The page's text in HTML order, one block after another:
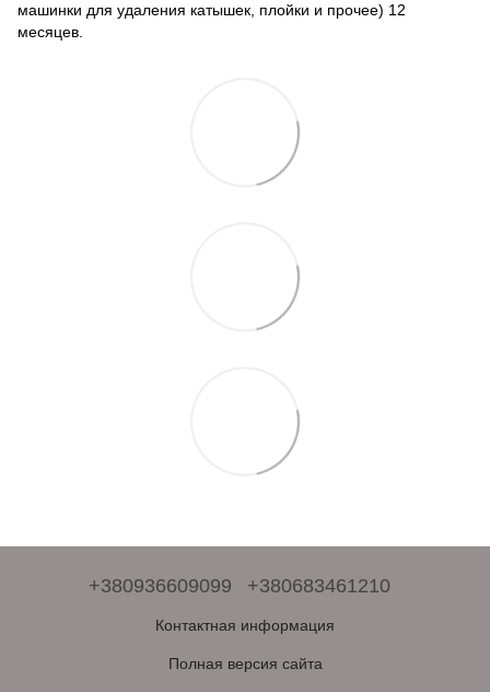
машинки для удаления катышек, плойки и прочее) 12
месяцев.
+380936609099 +380683461210
Контактная информация
Полная версия сайта